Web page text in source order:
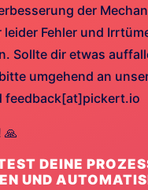
der
leider Fehler und
Sollte dir etwas
umgehend an
feedback[at]pickert.io
🙏
DEINE
UND